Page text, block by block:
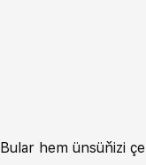
Bular hem ünsüňizi